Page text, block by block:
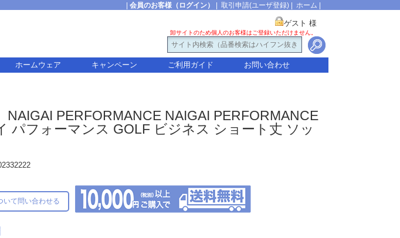
会員のお客様（ログイン） 取引申請(ユーザ登録) ホーム
ゲスト 様
卸サイトのため個人のお客様はご登録いただけません。
ホームウェア キャンペーン ご利用ガイド お問い合わせ
NAIGAI PERFORMANCE NAIGAI PERFORMANCE
パフォーマンス GOLF ビジネス ショート丈 ソッ
いて問い合わせる